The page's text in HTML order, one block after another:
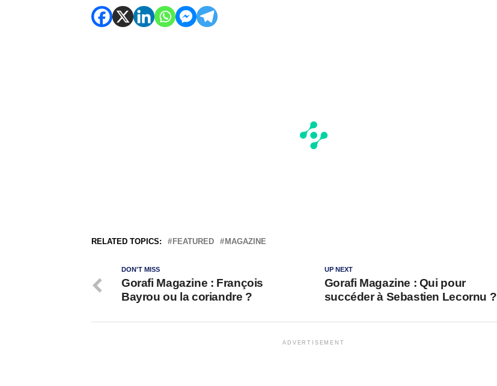
RELATED TOPICS: FEATURED MAGAZINE
UP NEXT
Gorafi Magazine : Qui pour
succéder à Sebastien Lecornu ?
DON'T MISS
Gorafi Magazine : François
Bayrou ou la coriandre ?
ADVERTISEMENT